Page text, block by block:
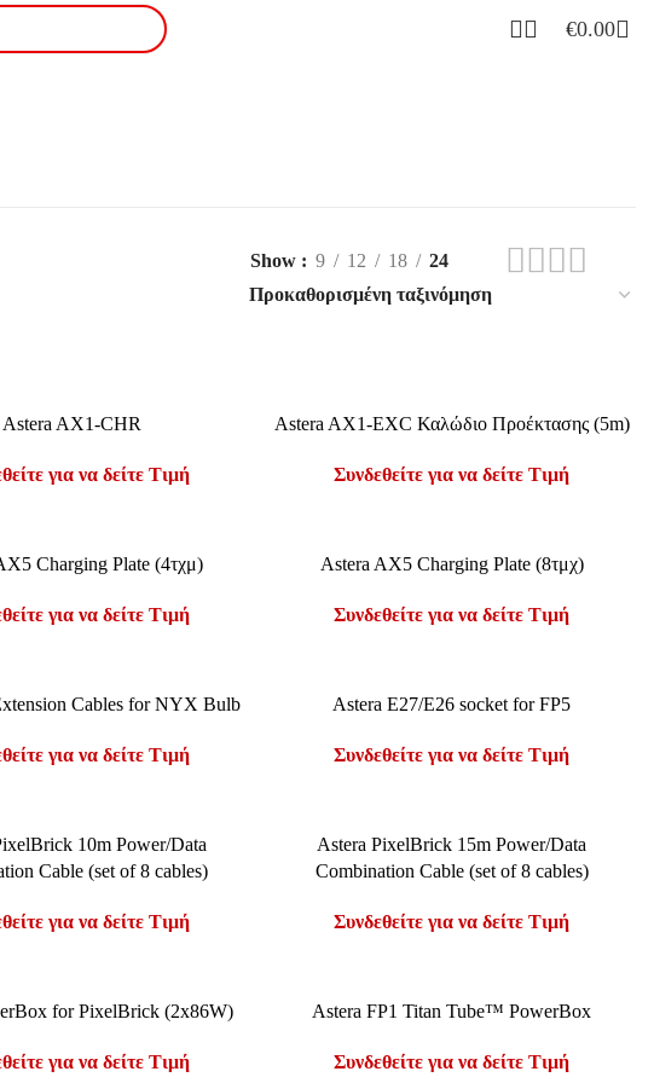
€0.00
Show 9 12 18 24
Astera AX1-CHR
για να δείτε Τιμή
ΔΙΑΒΆΣΤΕ ΠΕΡΙΣΣΌΤΕΡΑ
Astera AX1-EXC Καλώδιο Προέκτασης (5m)
Συνδεθείτε για να δείτε Τιμή
Charging Plate (4τχμ)
για να δείτε Τιμή
ΔΙΑΒΆΣΤΕ ΠΕΡΙΣΣΌΤΕΡΑ
Astera AX5 Charging Plate (8τμχ)
Συνδεθείτε για να δείτε Τιμή
Cables for NYX Bulb
για να δείτε Τιμή
ΔΙΑΒΆΣΤΕ ΠΕΡΙΣΣΌΤΕΡΑ
Astera E27/E26 socket for FP5
Συνδεθείτε για να δείτε Τιμή
10m Power/Data
Cable (set of 8 cables)
για να δείτε Τιμή
ΔΙΑΒΆΣΤΕ ΠΕΡΙΣΣΌΤΕΡΑ
Astera PixelBrick 15m Power/Data
Combination Cable (set of 8 cables)
Συνδεθείτε για να δείτε Τιμή
for PixelBrick (2x86W)
για να δείτε Τιμή
ΔΙΑΒΆΣΤΕ ΠΕΡΙΣΣΌΤΕΡΑ
Astera FP1 Titan Tube™ PowerBox
Συνδεθείτε για να δείτε Τιμή